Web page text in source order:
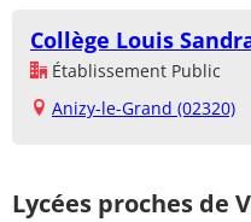
Collège Louis
Établissement Public
Anizy-le-Grand (02320)
Lycées proches de